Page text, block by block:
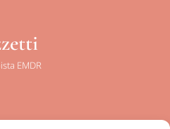
EMDR